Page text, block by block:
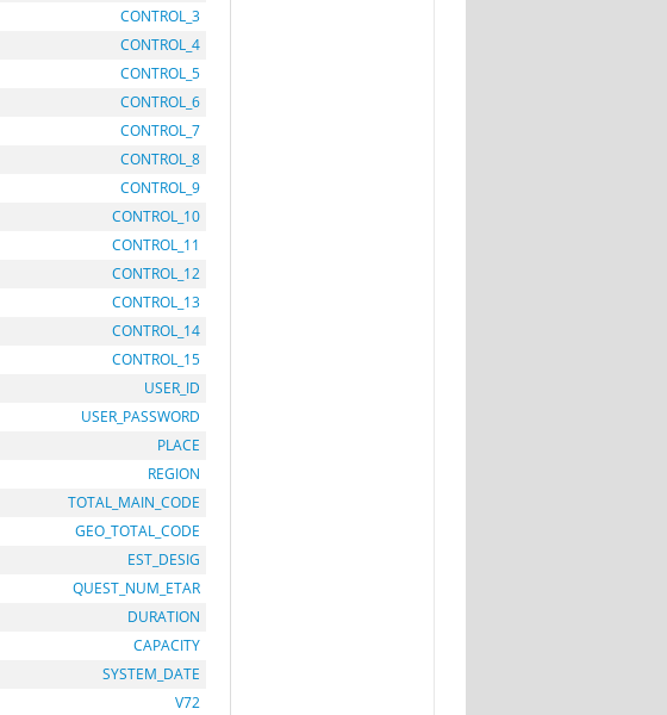
CONTROL_3
CONTROL_4
CONTROL_5
CONTROL_6
CONTROL_7
CONTROL_8
CONTROL_9
CONTROL_10
CONTROL_11
CONTROL_12
CONTROL_13
CONTROL_14
CONTROL_15
USER_ID
USER_PASSWORD
PLACE
REGION
TOTAL_MAIN_CODE
GEO_TOTAL_CODE
EST_DESIG
QUEST_NUM_ETAR
DURATION
CAPACITY
SYSTEM_DATE
V72